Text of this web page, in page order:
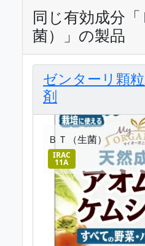
同じ有効成分
菌）」の製品
ゼンターリ顆
剤
ＢＴ（生菌）
IRAC
11A